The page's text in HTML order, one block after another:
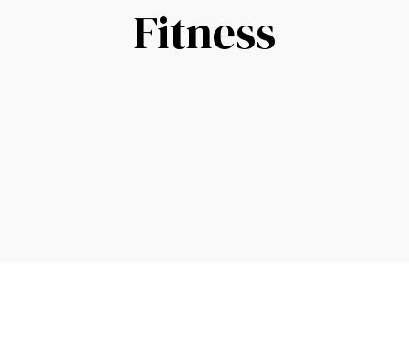
Fitness